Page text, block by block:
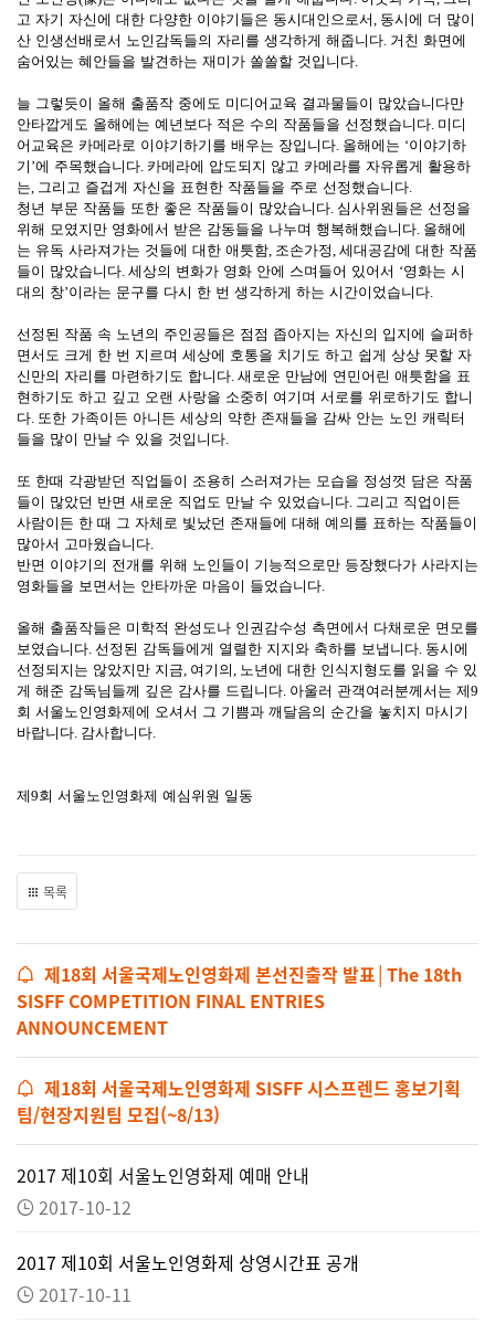
고 자기 자신에 대한 다양한 이야기들은 동시대인으로서, 동시에 더 많이
산 인생선배로서 노인감독들의 자리를 생각하게 해줍니다. 거친 화면에
숨어있는 혜안들을 발견하는 재미가 쏠쏠할 것입니다.
늘 그렇듯이 올해 출품작 중에도 미디어교육 결과물들이 많았습니다만
안타깝게도 올해에는 예년보다 적은 수의 작품들을 선정했습니다. 미디
어교육은 카메라로 이야기하기를 배우는 장입니다. 올해에는 ‘이야기하
기 ’에 주목했습니다. 카메라에 압도되지 않고 카메라를 자유롭게 활용하
는, 그리고 즐겁게 자신을 표현한 작품들을 주로 선정했습니다.
청년 부문 작품들 또한 좋은 작품들이 많았습니다. 심사위원들은 선정을
위해 모였지만 영화에서 받은 감동들을 나누며 행복해했습니다. 올해에
는 유독 사라져가는 것들에 대한 애틋함, 조손가정, 세대공감에 대한 작품
들이 많았습니다. 세상의 변화가 영화 안에 스며들어 있어서 ‘영화는 시
대의 창’이라는 문구를 다시 한 번 생각하게 하는 시간이었습니다.
선정된 작품 속 노년의 주인공들은 점점 좁아지는 자신의 입지에 슬퍼하
면서도 크게 한 번 지르며 세상에 호통을 치기도 하고 쉽게 상상 못할 자
신만의 자리를 마련하기도 합니다. 새로운 만남에 연민어린 애틋함을 표
현하기도 하고 깊고 오랜 사랑을 소중히 여기며 서로를 위로하기도 합니
다. 또한 가족이든 아니든 세상의 약한 존재들을 감싸 안는 노인 캐릭터
들을 많이 만날 수 있을 것입니다.
또 한때 각광받던 직업들이 조용히 스러져가는 모습을 정성껏 담은 작품
들이 많았던 반면 새로운 직업도 만날 수 있었습니다. 그리고 직업이든
사람이든 한 때 그 자체로 빛났던 존재들에 대해 예의를 표하는 작품들이
많아서 고마웠습니다.
반면 이야기의 전개를 위해 노인들이 기능적으로만 등장했다가 사라지는
영화들을 보면서는 안타까운 마음이 들었습니다.
올해 출품작들은 미학적 완성도나 인권감수성 측면에서 다채로운 면모를
보였습니다. 선정된 감독들에게 열렬한 지지와 축하를 보냅니다. 동시에
선정되지는 않았지만 지금, 여기의, 노년에 대한 인식지형도를 읽을 수 있
게 해준 감독님들께 깊은 감사를 드립니다. 아울러 관객여러분께서는 제9
회 서울노인영화제에 오셔서 그 기쁨과 깨달음의 순간을 놓치지 마시기
바랍니다. 감사합니다.
제9회 서울노인영화제 예심위원 일동
목록
제18회 서울국제노인영화제 본선진출작 발표│The 18th
SISFF COMPETITION FINAL ENTRIES
ANNOUNCEMENT
제18회 서울국제노인영화제 SISFF 시스프렌드 홍보기획
팀/현장지원팀 모집(~8/13)
2017 제10회 서울노인영화제 예매 안내
2017-10-12
2017 제10회 서울노인영화제 상영시간표 공개
2017-10-11